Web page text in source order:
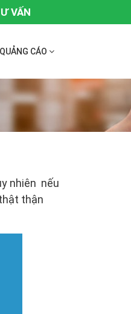
VẤN
CÁO
nhiên nếu
thận